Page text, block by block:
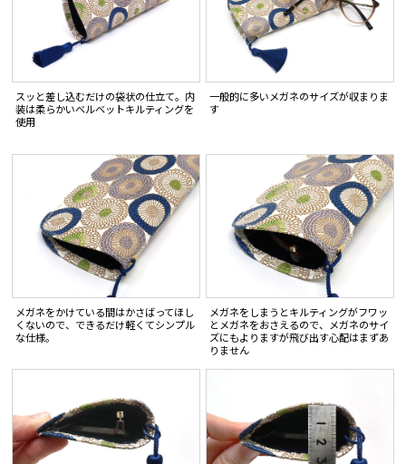
スッと差し込むだけの袋状の仕立て。内
装は柔らかいベルベットキルティングを
使用
一般的に多いメガネのサイズが収まりま
す
メガネをかけている間はかさばってほし
くないので、できるだけ軽くてシンプル
な仕様。
メガネをしまうとキルティングがフワッ
とメガネをおさえるので、メガネのサイ
ズにもよりますが飛び出す心配はまずあ
りません